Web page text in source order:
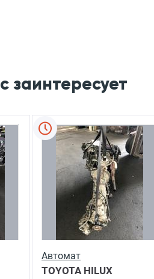
заинтересует
Автомат
TOYOTA HILUX